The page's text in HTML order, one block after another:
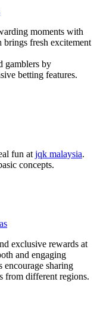
moments with
brings fresh excitement
gamblers by
betting features.
fun atjqk malaysia.
concepts.
exclusive rewards at
and engaging
encourage sharing
from different regions.